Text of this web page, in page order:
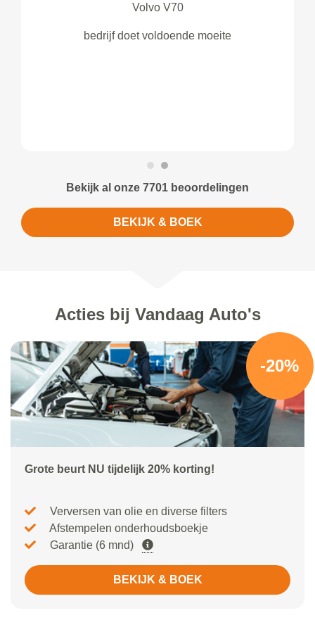
Volvo V70
bedrijf doet voldoende moeite
Bekijk al onze 7701 beoordelingen
BEKIJK & BOEK
Acties bij Vandaag Auto's
-20%
Grote beurt NU tijdelijk 20% korting!
Verversen van olie en diverse filters
Afstempelen onderhoudsboekje
Garantie (6 mnd)
BEKIJK & BOEK